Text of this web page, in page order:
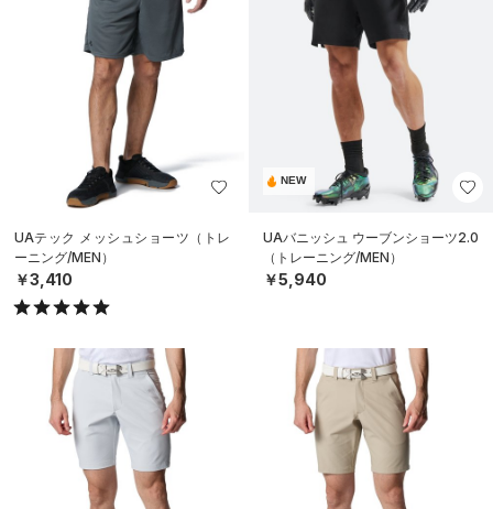
UAテック メッシュショーツ（トレ
ーニング/MEN）
￥3,410
NEW
UAバニッシュ ウーブンショーツ2.0
（トレーニング/MEN）
￥5,940